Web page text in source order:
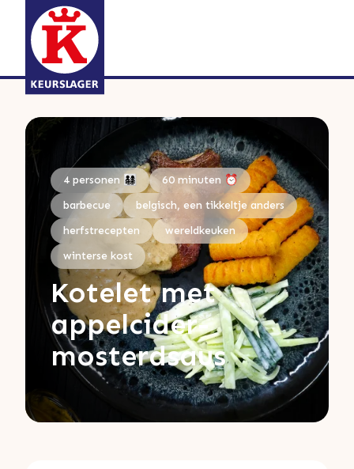
4 personen 👨‍👩‍👧‍👦
60 minuten ⏰
barbecue
belgisch, een tikkeltje anders
herfstrecepten
wereldkeuken
winterse kost
Kotelet met
appelcider-
mosterdsaus